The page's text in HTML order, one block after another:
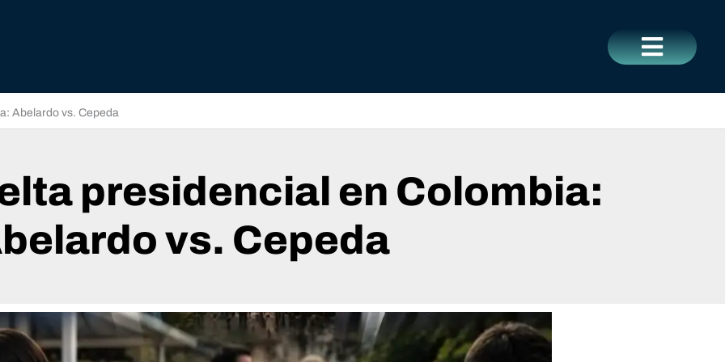
Abelardo vs. Cepeda
presidencial en Colombia:
vs. Cepeda